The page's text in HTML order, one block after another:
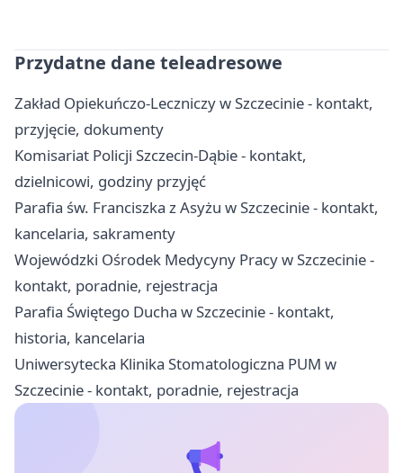
Przydatne dane teleadresowe
Zakład Opiekuńczo-Leczniczy w Szczecinie - kontakt,
przyjęcie, dokumenty
Komisariat Policji Szczecin-Dąbie - kontakt,
dzielnicowi, godziny przyjęć
Parafia św. Franciszka z Asyżu w Szczecinie - kontakt,
kancelaria, sakramenty
Wojewódzki Ośrodek Medycyny Pracy w Szczecinie -
kontakt, poradnie, rejestracja
Parafia Świętego Ducha w Szczecinie - kontakt,
historia, kancelaria
Uniwersytecka Klinika Stomatologiczna PUM w
Szczecinie - kontakt, poradnie, rejestracja